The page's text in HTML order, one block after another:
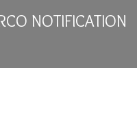
NOTIFICATION